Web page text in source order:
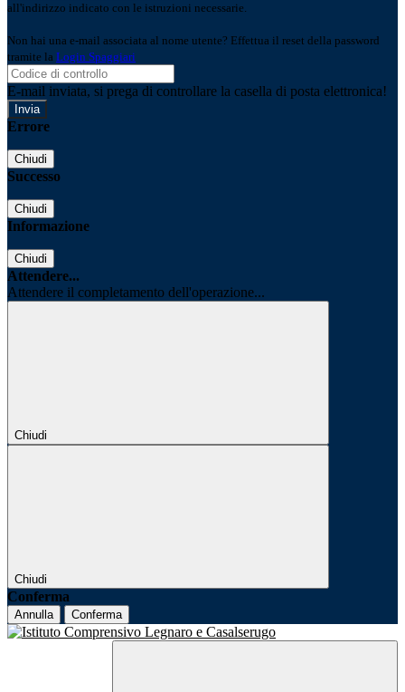
all'indirizzo indicato con le istruzioni necessarie.
Non hai una e-mail associata al nome utente? Effettua il reset della password
tramite la Login Spaggiari
E-mail inviata, si prega di controllare la casella di posta elettronica!
Errore
Chiudi
Successo
Chiudi
Informazione
Chiudi
Attendere...
Attendere il completamento dell'operazione...
Chiudi
Chiudi
Conferma
Annulla Conferma